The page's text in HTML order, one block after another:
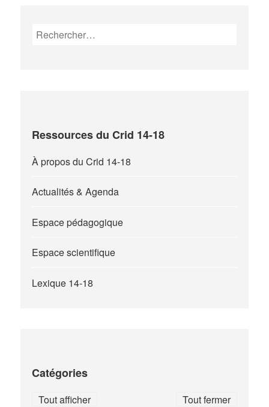
Rechercher :
Ressources du Crid 14-18
À propos du Crid 14-18
Actualités & Agenda
Espace pédagogique
Espace scientifique
Lexique 14-18
Catégories
Tout fermer
Tout afficher